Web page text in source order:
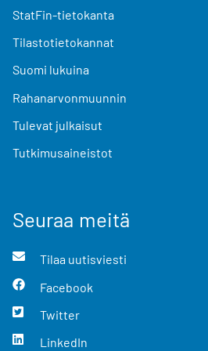
StatFin-tietokanta
Tilastotietokannat
Suomi lukuina
Rahanarvonmuunnin
Tulevat julkaisut
Tutkimusaineistot
Seuraa meitä
Tilaa uutisviesti
Facebook
Twitter
LinkedIn